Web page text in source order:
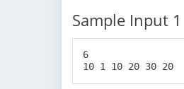
Sample Input 1
6